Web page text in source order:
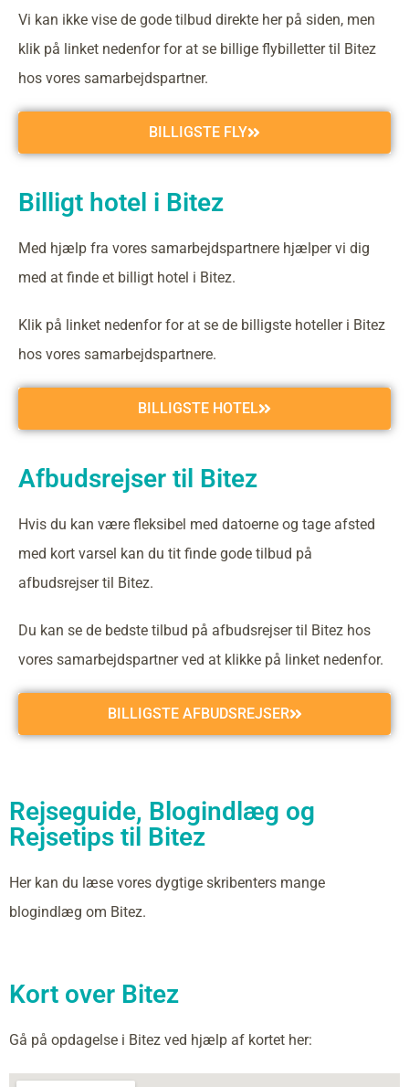
Vi kan ikke vise de gode tilbud direkte her på siden, men
klik på linket nedenfor for at se billige flybilletter til Bitez
hos vores samarbejdspartner.
BILLIGSTE FLY
Billigt hotel i Bitez
Med hjælp fra vores samarbejdspartnere hjælper vi dig
med at finde et billigt hotel i Bitez.
Klik på linket nedenfor for at se de billigste hoteller i Bitez
hos vores samarbejdspartnere.
BILLIGSTE HOTEL
Afbudsrejser til Bitez
Hvis du kan være fleksibel med datoerne og tage afsted
med kort varsel kan du tit finde gode tilbud på
afbudsrejser til Bitez.
Du kan se de bedste tilbud på afbudsrejser til Bitez hos
vores samarbejdspartner ved at klikke på linket nedenfor.
BILLIGSTE AFBUDSREJSER
Rejseguide, Blogindlæg og
Rejsetips til Bitez
Her kan du læse vores dygtige skribenters mange
blogindlæg om Bitez.
Kort over Bitez
Gå på opdagelse i Bitez ved hjælp af kortet her: